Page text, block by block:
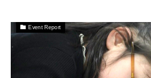
Event Report